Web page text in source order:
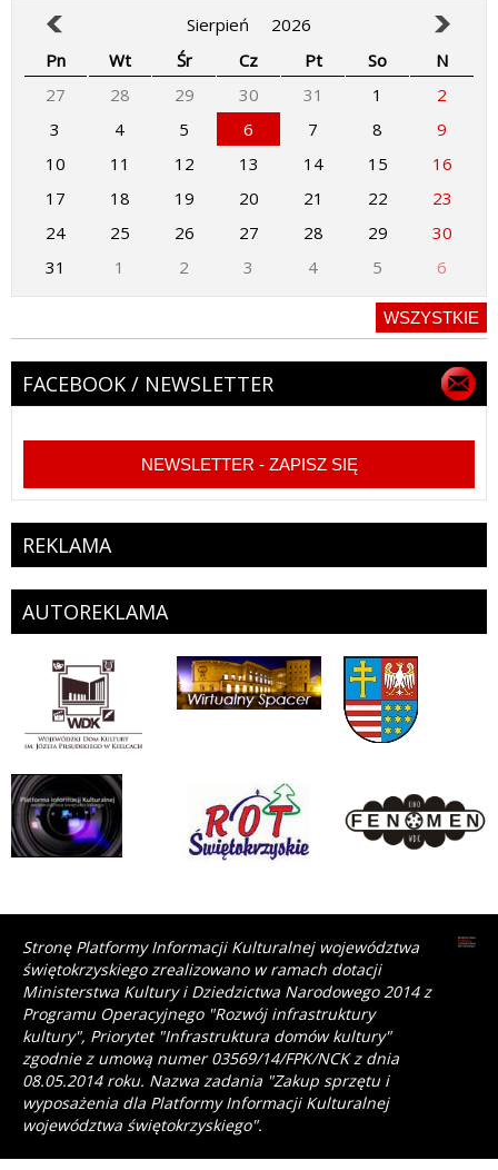
Sierpień
2026
Pn
Wt Śr Cz Pt So
N
27
28 29 30 31 1
2
3
4 5 6 7 8
9
10
11 12 13 14 15
16
17
18 19 20 21 22
23
24
25 26 27 28 29
30
31
1 2 3 4 5 6
WSZYSTKIE
FACEBOOK / NEWSLETTER
NEWSLETTER - ZAPISZ SIĘ
REKLAMA
AUTOREKLAMA
Stronę Platformy Informacji Kulturalnej województwa
świętokrzyskiego zrealizowano w ramach dotacji
Ministerstwa Kultury i Dziedzictwa Narodowego 2014 z
Programu Operacyjnego "Rozwój infrastruktury
kultury", Priorytet "Infrastruktura domów kultury"
zgodnie z umową numer 03569/14/FPK/NCK z dnia
08.05.2014 roku. Nazwa zadania "Zakup sprzętu i
wyposażenia dla Platformy Informacji Kulturalnej
województwa świętokrzyskiego".